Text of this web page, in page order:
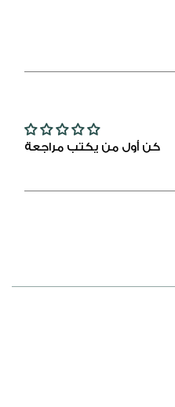
كن أول من يكتب مراجعة